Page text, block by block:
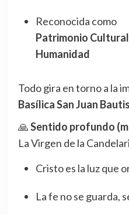
Reconocida como
Patrimonio
Humanidad
Todo gira en torno a la
Basílica San Juan
🙏Sentido profundo
La Virgen de la
Cristo es la luz que
La fe no se guarda,